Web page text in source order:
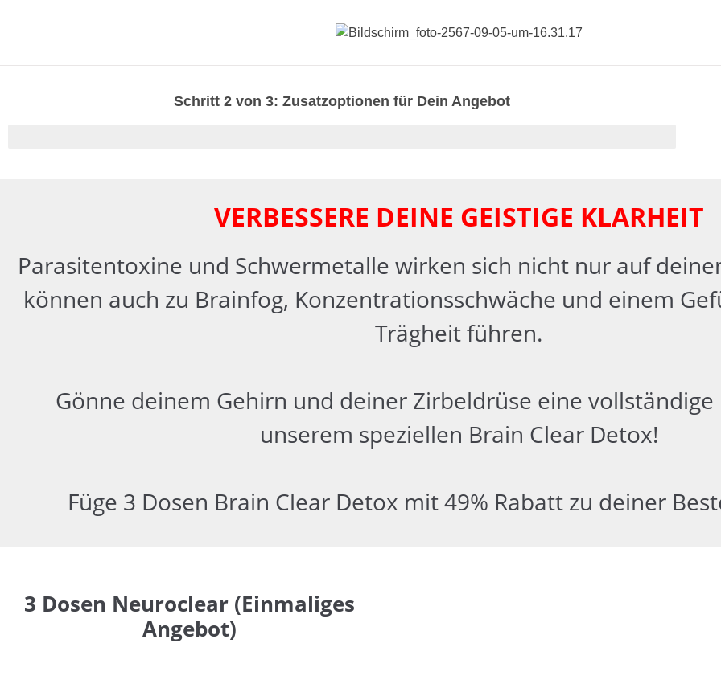
Schritt 2 von 3: Zusatzoptionen für Dein Angebot
VERBESSERE DEINE GEISTIGE KLARHEIT
Parasitentoxine und Schwermetalle wirken sich nicht nur auf
können auch zu Brainfog, Konzentrationsschwäche und einem
Trägheit führen.
Gönne deinem Gehirn und deiner Zirbeldrüse eine vollständige
unserem speziellen Brain Clear Detox!
Füge 3 Dosen Brain Clear Detox mit 49% Rabatt zu deiner
3 Dosen Neuroclear (Einmaliges
Angebot)